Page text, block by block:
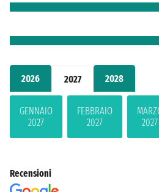
2026 2027 2028
GENNAIO
2027
FEBBRAIO
2027
2027
Recensioni